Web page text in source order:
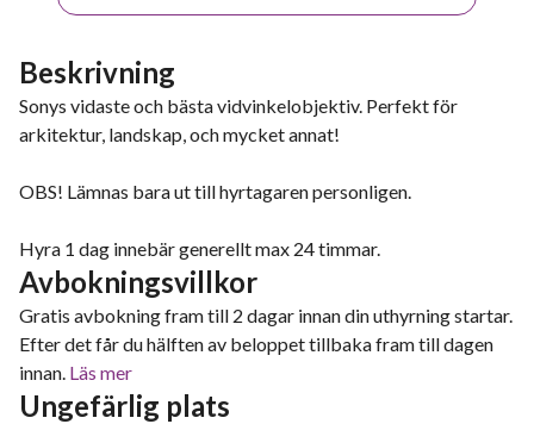
Beskrivning
Sonys vidaste och bästa vidvinkelobjektiv. Perfekt för
arkitektur, landskap, och mycket annat!
OBS! Lämnas bara ut till hyrtagaren personligen.
Hyra 1 dag innebär generellt max 24 timmar.
Avbokningsvillkor
Gratis avbokning fram till 2 dagar innan din uthyrning startar.
Efter det får du hälften av beloppet tillbaka fram till dagen
innan. Läs mer
Ungefärlig plats